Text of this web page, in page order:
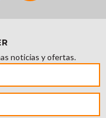
noticias y ofertas.